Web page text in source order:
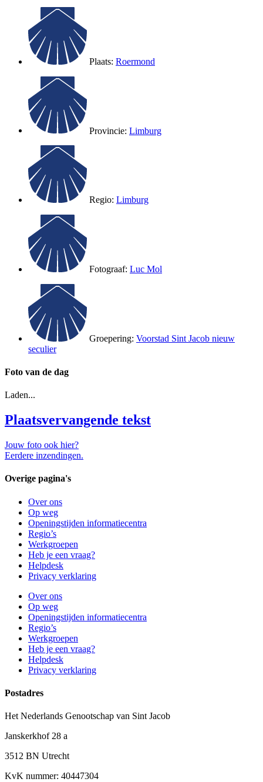
Plaats: Roermond
Provincie: Limburg
Regio: Limburg
Fotograaf: Luc Mol
Groepering: Voorstad Sint Jacob nieuw
seculier
Foto van de dag
Laden...
Plaatsvervangende tekst
Jouw foto ook hier?
Eerdere inzendingen.
Overige pagina's
Over ons
Op weg
Openingstijden informatiecentra
Regio’s
Werkgroepen
Heb je een vraag?
Helpdesk
Privacy verklaring
Over ons
Op weg
Openingstijden informatiecentra
Regio’s
Werkgroepen
Heb je een vraag?
Helpdesk
Privacy verklaring
Postadres
Het Nederlands Genootschap van Sint Jacob
Janskerkhof 28 a
3512 BN Utrecht
KvK nummer: 40447304